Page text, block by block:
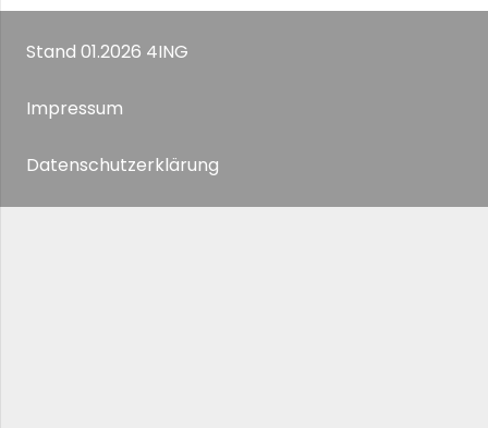
Stand 01.2026 4ING
Impressum
Datenschutzerklärung